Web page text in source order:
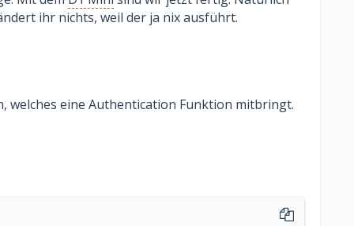
ihr nichts, weil der ja nix ausführt.
welches eine Authentication Funktion mitbringt.